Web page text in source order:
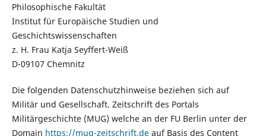
Philosophische Fakultät
Institut für Europäische Studien und
Geschichtswissenschaften
z. H. Frau Katja Seyffert-Weiß
D-09107 Chemnitz
Die folgenden Datenschutzhinweise beziehen sich auf
Militär und Gesellschaft. Zeitschrift des Portals
Militärgeschichte (MUG) welche an der FU Berlin unter der
Domain https://mug-zeitschrift.deauf Basis des Content